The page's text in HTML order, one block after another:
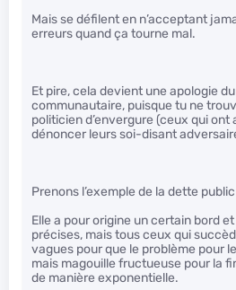
Mais se défilent en n’acceptant
erreurs quand ça tourne mal.
Et pire, cela devient une apologie
communautaire, puisque tu ne
politicien d’envergure (ceux qui
dénoncer leurs soi-disant
Prenons l’exemple de la dette
Elle a pour origine un certain bord
précises, mais tous ceux qui
vagues pour que le problème pour
mais magouille fructueuse pour la
de manière exponentielle.